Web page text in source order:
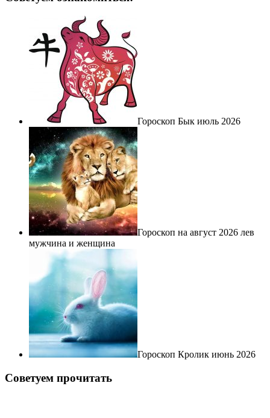
Гороскоп Бык июль 2026
Гороскоп на август 2026 лев
мужчина и женщина
Гороскоп Кролик июнь 2026
Советуем прочитать